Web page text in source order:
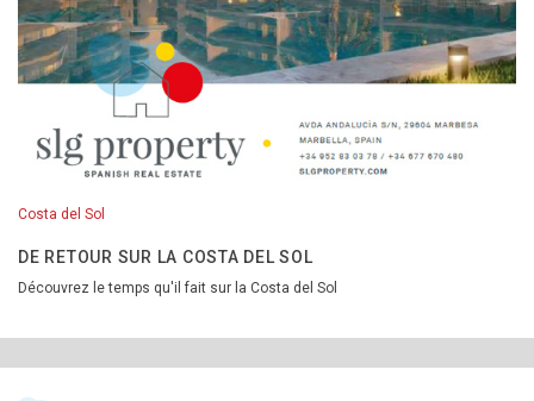
Costa del Sol
DE RETOUR SUR LA COSTA DEL SOL
Découvrez le temps qu'il fait sur la Costa del Sol